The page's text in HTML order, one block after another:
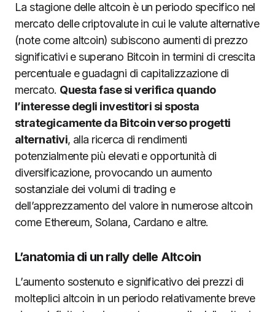
La stagione delle altcoin è un periodo specifico nel
mercato delle criptovalute in cui le valute alternative
(note come altcoin) subiscono aumenti di prezzo
significativi e superano Bitcoin in termini di crescita
percentuale e guadagni di capitalizzazione di
mercato. Questa fase si verifica quando
l’interesse degli investitori si sposta
strategicamente da Bitcoin verso progetti
alternativi, alla ricerca di rendimenti
potenzialmente più elevati e opportunità di
diversificazione, provocando un aumento
sostanziale dei volumi di trading e
dell’apprezzamento del valore in numerose altcoin
come Ethereum, Solana, Cardano e altre.
L’anatomia di un rally delle Altcoin
L’aumento sostenuto e significativo dei prezzi di
molteplici altcoin in un periodo relativamente breve